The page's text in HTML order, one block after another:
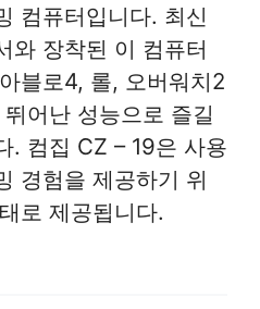
컴퓨터입니다. 최신
와 장착된 이 컴퓨터
블로4, 롤, 오버워치2
어난 성능으로 즐길
. 컴집 CZ – 19은 사용
경험을 제공하기 위
로 제공됩니다.